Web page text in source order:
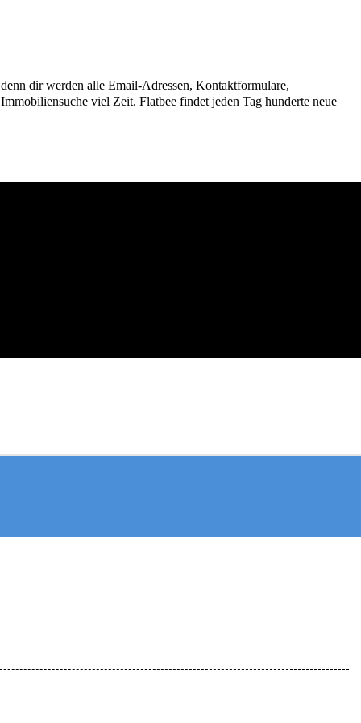
dir werden alle Email-Adressen, Kontaktformulare,
viel Zeit. Flatbee findet jeden Tag hunderte neue